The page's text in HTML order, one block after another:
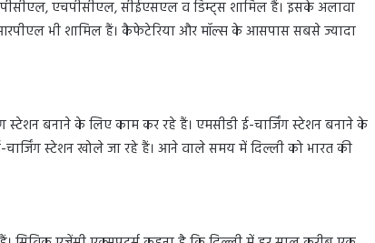
एचपीसीएल, सीईएसएल व डिम्ट्स शामिल हैं। इसके अलावा
भी शामिल हैं। कैफेटेरिया और मॉल्स के आसपास सबसे ज्यादा
स्टेशन बनाने के लिए काम कर रहे हैं। एमसीडी ई-चार्जिंग स्टेशन बनाने के
चार्जिंग स्टेशन खोले जा रहे हैं। आने वाले समय में दिल्ली को भारत की